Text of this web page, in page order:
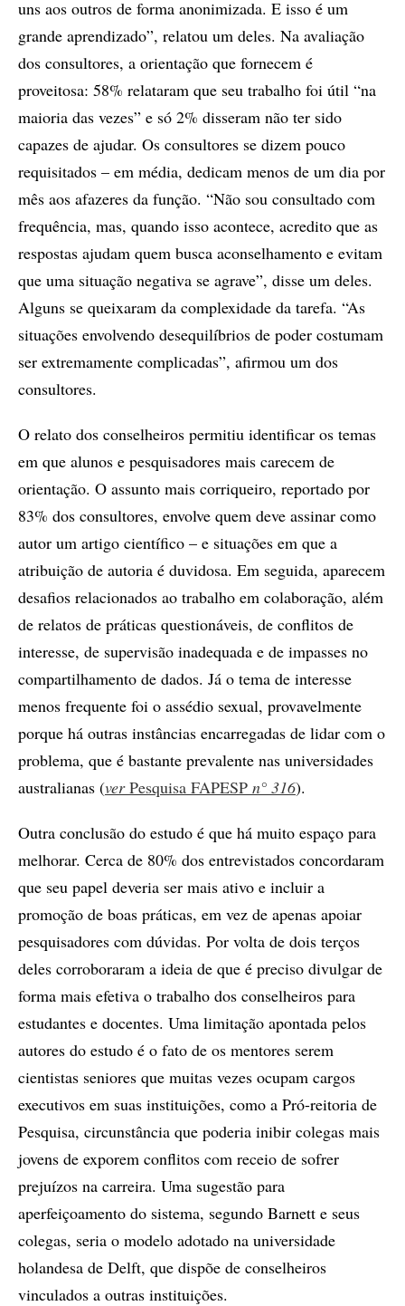
uns aos outros de forma anonimizada. E isso é um
grande aprendizado”, relatou um deles. Na avaliação
dos consultores, a orientação que fornecem é
proveitosa: 58% relataram que seu trabalho foi útil “na
maioria das vezes” e só 2% disseram não ter sido
capazes de ajudar. Os consultores se dizem pouco
requisitados – em média, dedicam menos de um dia por
mês aos afazeres da função. “Não sou consultado com
frequência, mas, quando isso acontece, acredito que as
respostas ajudam quem busca aconselhamento e evitam
que uma situação negativa se agrave”, disse um deles.
Alguns se queixaram da complexidade da tarefa. “As
situações envolvendo desequilíbrios de poder costumam
ser extremamente complicadas”, afirmou um dos
consultores.
O relato dos conselheiros permitiu identificar os temas
em que alunos e pesquisadores mais carecem de
orientação. O assunto mais corriqueiro, reportado por
83% dos consultores, envolve quem deve assinar como
autor um artigo científico – e situações em que a
atribuição de autoria é duvidosa. Em seguida, aparecem
desafios relacionados ao trabalho em colaboração, além
de relatos de práticas questionáveis, de conflitos de
interesse, de supervisão inadequada e de impasses no
compartilhamento de dados. Já o tema de interesse
menos frequente foi o assédio sexual, provavelmente
porque há outras instâncias encarregadas de lidar com o
problema, que é bastante prevalente nas universidades
australianas (verPesquisa FAPESP n° 316).
Outra conclusão do estudo é que há muito espaço para
melhorar. Cerca de 80% dos entrevistados concordaram
que seu papel deveria ser mais ativo e incluir a
promoção de boas práticas, em vez de apenas apoiar
pesquisadores com dúvidas. Por volta de dois terços
deles corroboraram a ideia de que é preciso divulgar de
forma mais efetiva o trabalho dos conselheiros para
estudantes e docentes. Uma limitação apontada pelos
autores do estudo é o fato de os mentores serem
cientistas seniores que muitas vezes ocupam cargos
executivos em suas instituições, como a Pró-reitoria de
Pesquisa, circunstância que poderia inibir colegas mais
jovens de exporem conflitos com receio de sofrer
prejuízos na carreira. Uma sugestão para
aperfeiçoamento do sistema, segundo Barnett e seus
colegas, seria o modelo adotado na universidade
holandesa de Delft, que dispõe de conselheiros
vinculados a outras instituições.